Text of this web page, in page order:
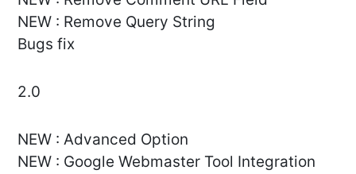
NEW : Remove Query String
Bugs fix
2.0
NEW : Advanced Option
NEW : Google Webmaster Tool Integration